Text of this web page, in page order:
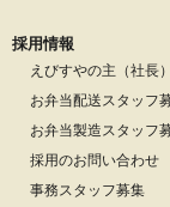
採用情報
えびすやの主（社長
お弁当配送スタッフ
お弁当製造スタッフ
採用のお問い合わせ
事務スタッフ募集